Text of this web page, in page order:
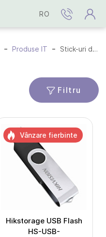
RO
Produse IT Stick-uri de memorie USB
Filtru
Hikstorage USB Flash
HS-USB-
Vânzare fierbinte